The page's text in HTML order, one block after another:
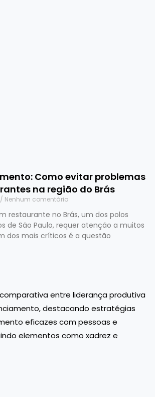
Como evitar problemas
na região do Brás
Nenhum comentário
restaurante no Brás, um dos polos
de São Paulo, requer atenção a muitos
dos mais críticos é a questão